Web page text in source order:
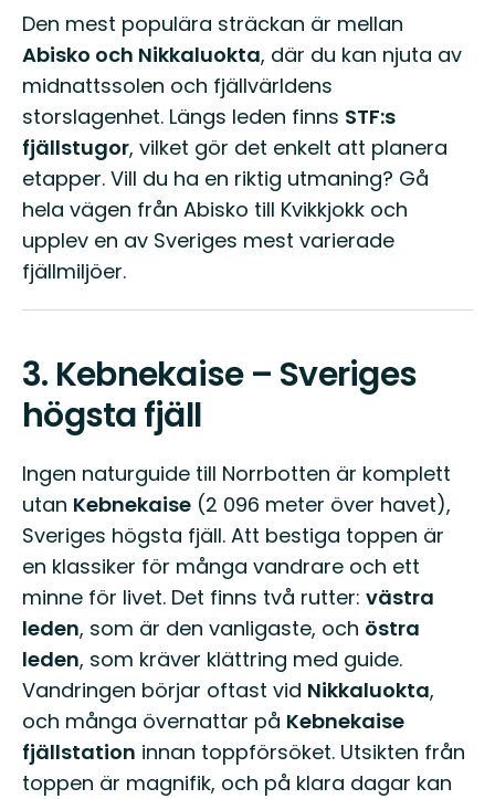
Den mest populära sträckan är mellan
Abisko och Nikkaluokta, där du kan njuta av
midnattssolen och fjällvärldens
storslagenhet. Längs leden finns STF:s
fjällstugor, vilket gör det enkelt att planera
etapper. Vill du ha en riktig utmaning? Gå
hela vägen från Abisko till Kvikkjokk och
upplev en av Sveriges mest varierade
fjällmiljöer.
3. Kebnekaise – Sveriges
högsta fjäll
Ingen naturguide till Norrbotten är komplett
utan Kebnekaise (2 096 meter över havet),
Sveriges högsta fjäll. Att bestiga toppen är
en klassiker för många vandrare och ett
minne för livet. Det finns två rutter: västra
leden, som är den vanligaste, och östra
leden, som kräver klättring med guide.
Vandringen börjar oftast vid Nikkaluokta,
och många övernattar på Kebnekaise
fjällstation innan toppförsöket. Utsikten från
toppen är magnifik, och på klara dagar kan